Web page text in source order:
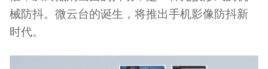
械防抖。微云台的诞生，将推出手机影像防抖新
时代。